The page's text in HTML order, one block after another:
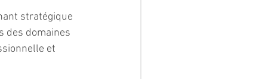
stratégique
des domaines
et